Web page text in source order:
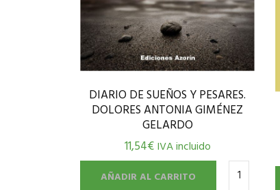
DIARIO DE SUEÑOS Y PESARES.
DOLORES ANTONIA GIMÉNEZ
GELARDO
11,54€ IVA incluido
AÑADIR AL CARRITO